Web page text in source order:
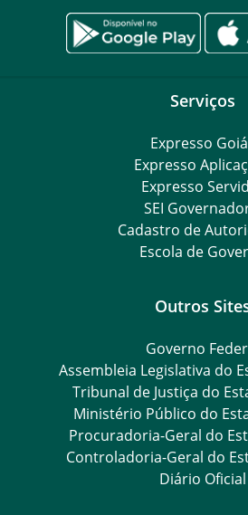
Serviços
Expresso
Expresso
Expresso
SEI
Cadastro de
Escola de
Outros
Governo
Assembleia Legislativa do
Tribunal de Justiça do
Ministério Público do
Procuradoria-Geral do
Controladoria-Geral do
Diário Oficial